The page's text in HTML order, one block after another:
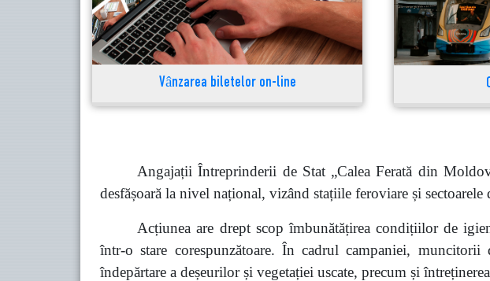
Vânzarea biletelor on-line
Angajații Întreprinderii de Stat „Calea Ferată din
desfășoară la nivel național, vizând stațiile feroviare și sectoarele
Acțiunea are drept scop îmbunătățirea condițiilor de
într-o stare corespunzătoare. În cadrul campaniei,
îndepărtare a deșeurilor și vegetației uscate, precum și